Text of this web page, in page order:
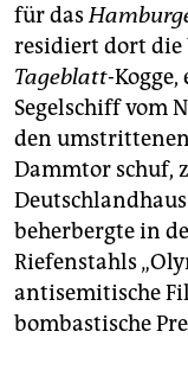
für das
residiert dort die
Tageblatt-
Segelschiff vom
den
Dammtor schuf,
beherbergte in
Riefenstahls
antisemitische
bombastische